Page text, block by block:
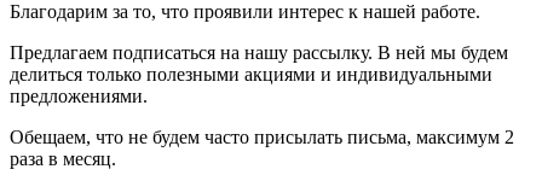
Благодарим за то, что проявили интерес к нашей работе.
Предлагаем подписаться на нашу рассылку. В ней мы будем
делиться только полезными акциями и индивидуальными
предложениями.
Обещаем, что не будем часто присылать письма, максимум 2
раза в месяц.